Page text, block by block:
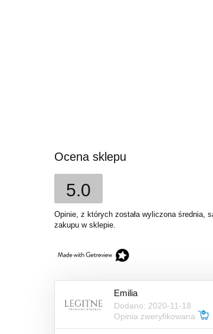
Ocena sklepu
5.0
Opinie, z których została wyliczona średnia,
zakupu w sklepie.
Emilia
Dodano: 2020-11-18
Opinia zweryfikowana